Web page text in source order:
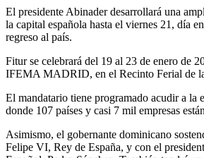
El presidente Abinader desarrollará una
la capital española hasta el viernes 21, día
regreso al país.
Fitur se celebrará del 19 al 23 de enero de
IFEMA MADRID, en el Recinto Ferial de
El mandatario tiene programado acudir a la
donde 107 países y casi 7 mil empresas
Asimismo, el gobernante dominicano
Felipe VI, Rey de España, y con el